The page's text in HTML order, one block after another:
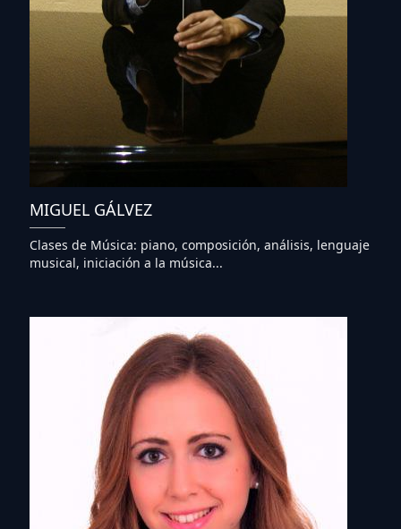
MIGUEL GÁLVEZ
Clases de Música: piano, composición, análisis, lenguaje
musical, iniciación a la música...